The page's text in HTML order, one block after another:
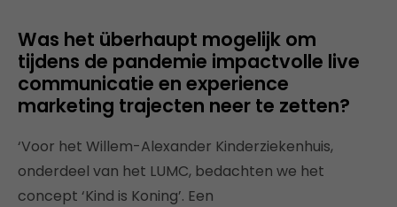
Was het überhaupt mogelijk om
tijdens de pandemie impactvolle live
communicatie en experience
marketing trajecten neer te zetten?
‘Voor het Willem-Alexander Kinderziekenhuis,
onderdeel van het LUMC, bedachten we het
concept ‘Kind is Koning’. Een